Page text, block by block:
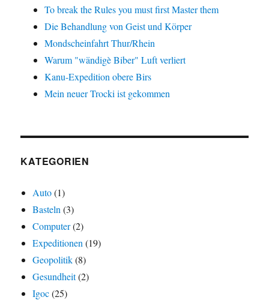
To break the Rules you must first Master them
Die Behandlung von Geist und Körper
Mondscheinfahrt Thur/Rhein
Warum "wändigè Biber" Luft verliert
Kanu-Expedition obere Birs
Mein neuer Trocki ist gekommen
KATEGORIEN
Auto(1)
Basteln (3)
Computer(2)
Expeditionen (19)
Geopolitik(8)
Gesundheit(2)
Igoc(25)